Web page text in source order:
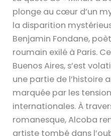
plonge au cœur d’un
la disparition
Benjamin Fondane,
roumain exilé à Paris.
Buenos Aires, s’est
une partie de l’histoire
marquée par les
internationales. À
romanesque, Alcoba
artiste tombé dans